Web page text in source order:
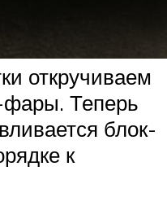
откручиваем
фары. Теперь
блок-
к